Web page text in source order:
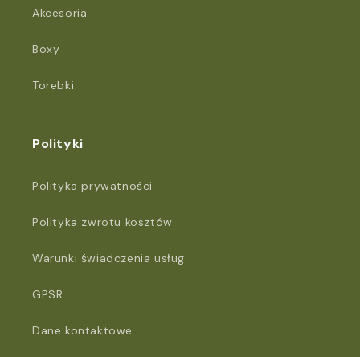
Akcesoria
Boxy
Torebki
Polityki
Polityka prywatności
Polityka zwrotu kosztów
Warunki świadczenia usług
GPSR
Dane kontaktowe